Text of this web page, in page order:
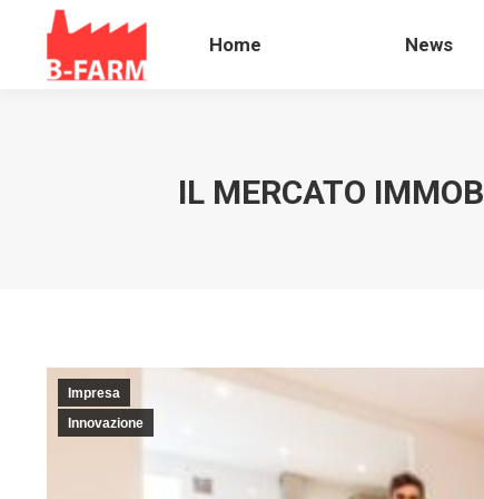
Home News
IL MERCATO
Impresa
Innovazione
Home